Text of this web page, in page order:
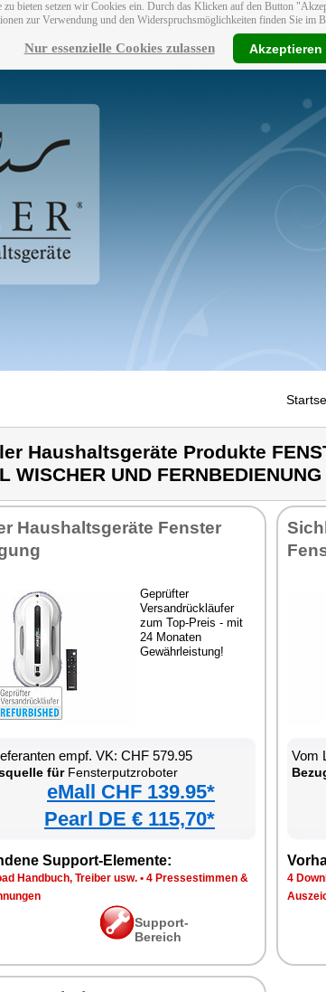
bieten setzen wir Cookies ein. Durch das Klicken auf den Button
zur Verwendung und den Widerspruchsmöglichkeiten finden Sie im
Nur essenzielle Cookies zulassen Akzeptieren
Haushaltsgeräte Produkte
WISCHER UND FERNBEDIENUNG
Haushaltsgeräte Fenster
Geprüfter
Versandrückläufer
zum Top-Preis - mit
24 Monaten
Gewährleistung!
empf. VK: CHF 579.95
fürFensterputzroboter
eMall CHF 139.95*
Pearl DE € 115,70*
Support-Elemente:
Handbuch, Treiber usw. • 4 Pressestimmen &
Support-
Bereich
Vom
4